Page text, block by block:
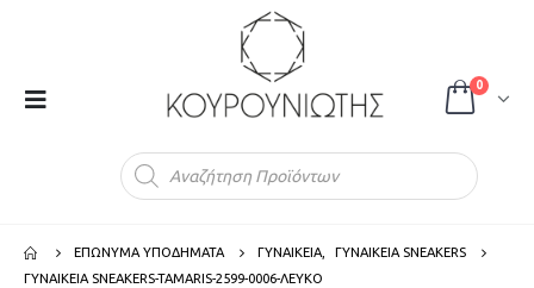
0
ΕΠΩΝΥΜΑ ΥΠΟΔΗΜΑΤΑ ΓΥΝΑΙΚΕΙΑ
ΓΥΝΑΙΚΕΙΑ SNEAKERS
ΓΥΝΑΙΚΕΙΑ SNEAKERS-TAMARIS-2599-0006-ΛΕΥΚΟ